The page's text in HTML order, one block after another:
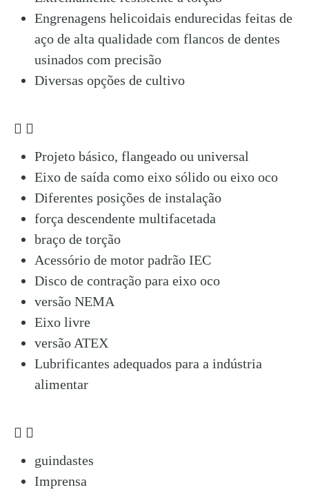
Engrenagens helicoidais endurecidas feitas de
aço de alta qualidade com flancos de dentes
usinados com precisão
Diversas opções de cultivo
Projeto básico, flangeado ou universal
Eixo de saída como eixo sólido ou eixo oco
Diferentes posições de instalação
força descendente multifacetada
braço de torção
Acessório de motor padrão IEC
Disco de contração para eixo oco
versão NEMA
Eixo livre
versão ATEX
Lubrificantes adequados para a indústria
alimentar
guindastes
Imprensa